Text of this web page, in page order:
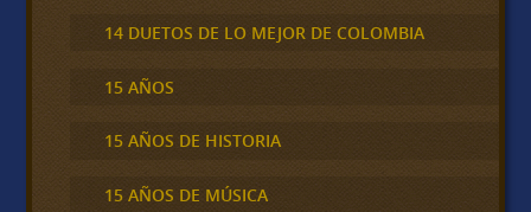
14 DUETOS DE LO MEJOR DE COLOMBIA
15 AÑOS
15 AÑOS DE HISTORIA
15 AÑOS DE MÚSICA